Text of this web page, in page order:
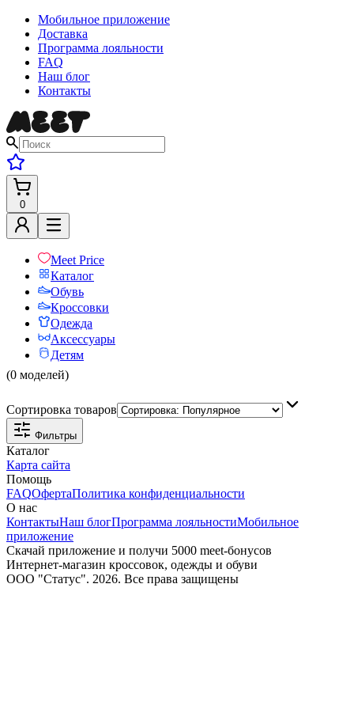
Мобильное приложение
Доставка
Программа лояльности
FAQ
Наш блог
Контакты
0
Meet Price
Каталог
Обувь
Кроссовки
Одежда
Аксессуары
Детям
(0 моделей)
Сортировка товаров
Фильтры
Каталог
Карта сайта
Помощь
FAQОфертаПолитика конфиденциальности
О нас
КонтактыНаш блогПрограмма лояльностиМобильное
приложение
Скачай приложение и получи 5000 meet-бонусов
Интернет-магазин кроссовок, одежды и обуви
ООО "Статус". 2026. Все права защищены